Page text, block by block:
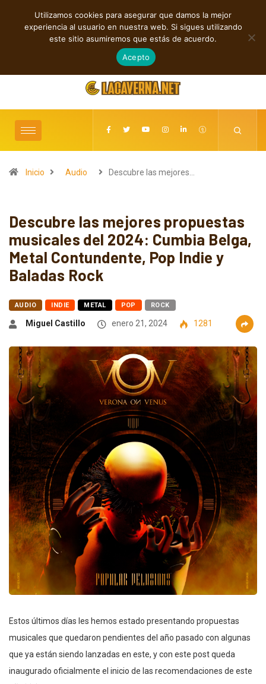
TENDENCIAS
GUMR conecta techno analógico y deep tech en Acid Freq
agosto 8, 2026
Inicio Audio Descubre las mejores…
Descubre las mejores propuestas
musicales del 2024: Cumbia Belga,
Metal Contundente, Pop Indie y
Baladas Rock
AUDIO INDIE METAL POP ROCK
Miguel Castillo enero 21, 2024 1281
Estos últimos días les hemos estado presentando propuestas
musicales que quedaron pendientes del año pasado con algunas
que ya están siendo lanzadas en este, y con este post queda
inaugurado oficialmente el inicio de las recomendaciones de este
Utilizamos cookies para asegurar que damos la mejor
experiencia al usuario en nuestra web. Si sigues utilizando
este sitio asumiremos que estás de acuerdo.
Acepto